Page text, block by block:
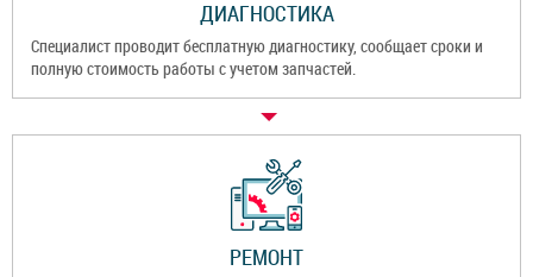
ДИАГНОСТИКА
Специалист проводит бесплатную диагностику, сообщает сроки и
полную стоимость работы с учетом запчастей.
РЕМОНТ